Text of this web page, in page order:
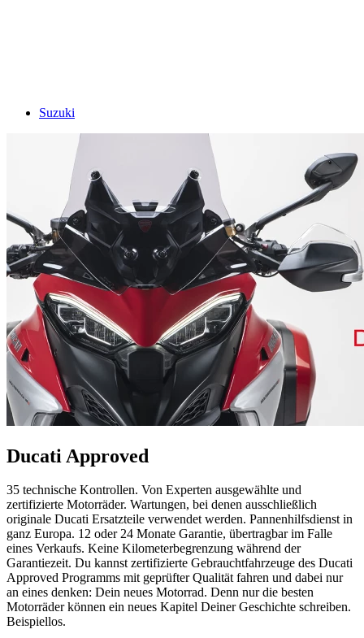
Suzuki
Ducati Approved
35 technische Kontrollen. Von Experten ausgewählte und
zertifizierte Motorräder. Wartungen, bei denen ausschließlich
originale Ducati Ersatzteile verwendet werden. Pannenhilfsdienst in
ganz Europa. 12 oder 24 Monate Garantie, übertragbar im Falle
eines Verkaufs. Keine Kilometerbegrenzung während der
Garantiezeit. Du kannst zertifizierte Gebrauchtfahrzeuge des Ducati
Approved Programms mit geprüfter Qualität fahren und dabei nur
an eines denken: Dein neues Motorrad. Denn nur die besten
Motorräder können ein neues Kapitel Deiner Geschichte schreiben.
Beispiellos.